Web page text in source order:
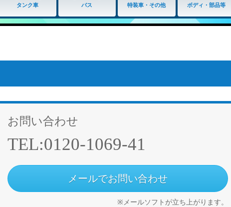
タンク車 バス 特装車・その他 ボディ・部品等
お問い合わせ
TEL:0120-1069-41
メールでお問い合わせ
※メールソフトが立ち上がります。